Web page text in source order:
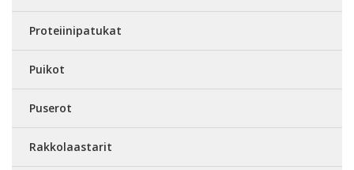
Proteiinipatukat
Puikot
Puserot
Rakkolaastarit